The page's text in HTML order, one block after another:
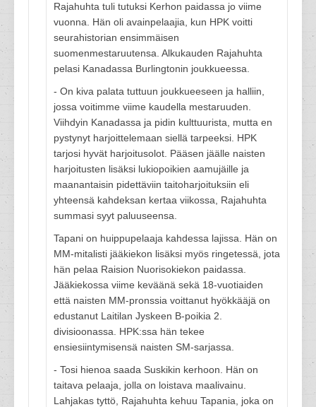
Rajahuhta tuli tutuksi Kerhon paidassa jo viime
vuonna. Hän oli avainpelaajia, kun HPK voitti
seurahistorian ensimmäisen
suomenmestaruutensa. Alkukauden Rajahuhta
pelasi Kanadassa Burlingtonin joukkueessa.
- On kiva palata tuttuun joukkueeseen ja halliin,
jossa voitimme viime kaudella mestaruuden.
Viihdyin Kanadassa ja pidin kulttuurista, mutta en
pystynyt harjoittelemaan siellä tarpeeksi. HPK
tarjosi hyvät harjoitusolot. Pääsen jäälle naisten
harjoitusten lisäksi lukiopoikien aamujäille ja
maanantaisin pidettäviin taitoharjoituksiin eli
yhteensä kahdeksan kertaa viikossa, Rajahuhta
summasi syyt paluuseensa.
Tapani on huippupelaaja kahdessa lajissa. Hän on
MM-mitalisti jääkiekon lisäksi myös ringetessä, jota
hän pelaa Raision Nuorisokiekon paidassa.
Jääkiekossa viime keväänä sekä 18-vuotiaiden
että naisten MM-pronssia voittanut hyökkääjä on
edustanut Laitilan Jyskeen B-poikia 2.
divisioonassa. HPK:ssa hän tekee
ensiesiintymisensä naisten SM-sarjassa.
- Tosi hienoa saada Suskikin kerhoon. Hän on
taitava pelaaja, jolla on loistava maalivainu.
Lahjakas tyttö, Rajahuhta kehuu Tapania, joka on